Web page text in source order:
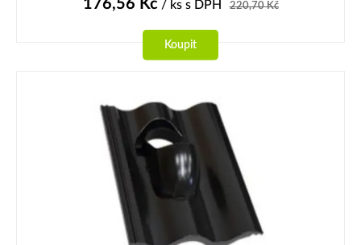
176,56 Kč/ ks s DPH 220,70Kč
Koupit